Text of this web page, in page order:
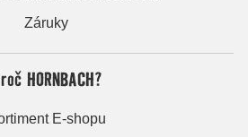
Záruky
HORNBACH?
E-shopu